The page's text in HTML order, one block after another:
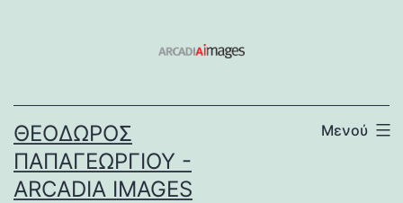
ΘΕΌΔΩΡΟΣ
ΠΑΠΑΓΕΩΡΓΊΟΥ -
ARCADIA IMAGES
Μενού